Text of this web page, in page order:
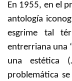
En 1955, en el
antología
esgrime tal
entrerriana una
una estética
problemática